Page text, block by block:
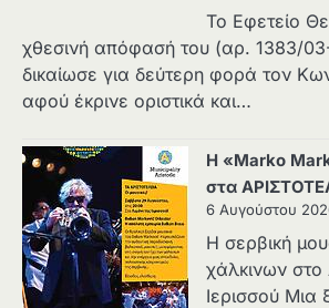
Το Εφετείο
χθεσινή απόφασή του (αρ. 1383/
δικαίωσε για δεύτερη φορά τον
αφού έκρινε οριστικά και…
Η «Marko
στα
6 Αυγούστου
Η σερβική
χάλκινων στο
Ιερισσού Μια